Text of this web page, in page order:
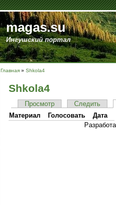
magas.su
Ингушский портал
Главная » Shkola4
Shkola4
Просмотр
Следить
Материал
Голосовать
Дата